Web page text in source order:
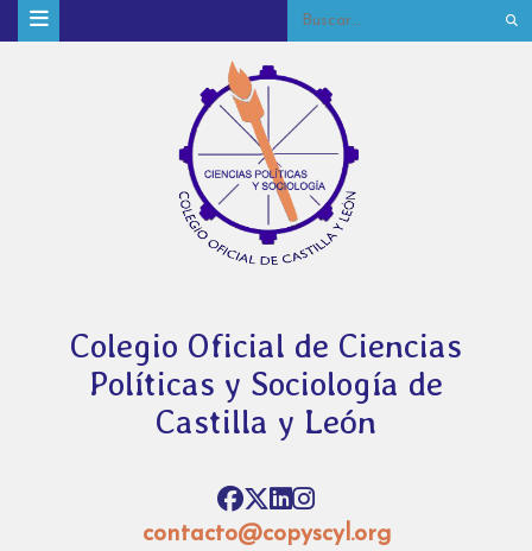
Colegio Oficial de Ciencias
Políticas y Sociología de
Castilla y León
contacto@copyscyl.org